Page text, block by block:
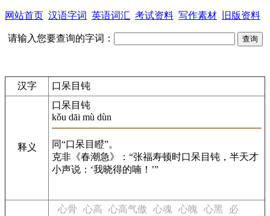
网站首页 汉语字词 英语词汇 考试资料 写作素材 旧版资料
请输入您要查询的字词：
汉字 口呆目钝
释义
口呆目钝
kǒu dāi mù dùn
同“口呆目瞪”。
克非《春潮急》：“张福寿顿时口呆目钝，半天才
小声说：‘我晓得的喃！’”
心骨 心高 心高气傲 心魂 心魄 心黑
必